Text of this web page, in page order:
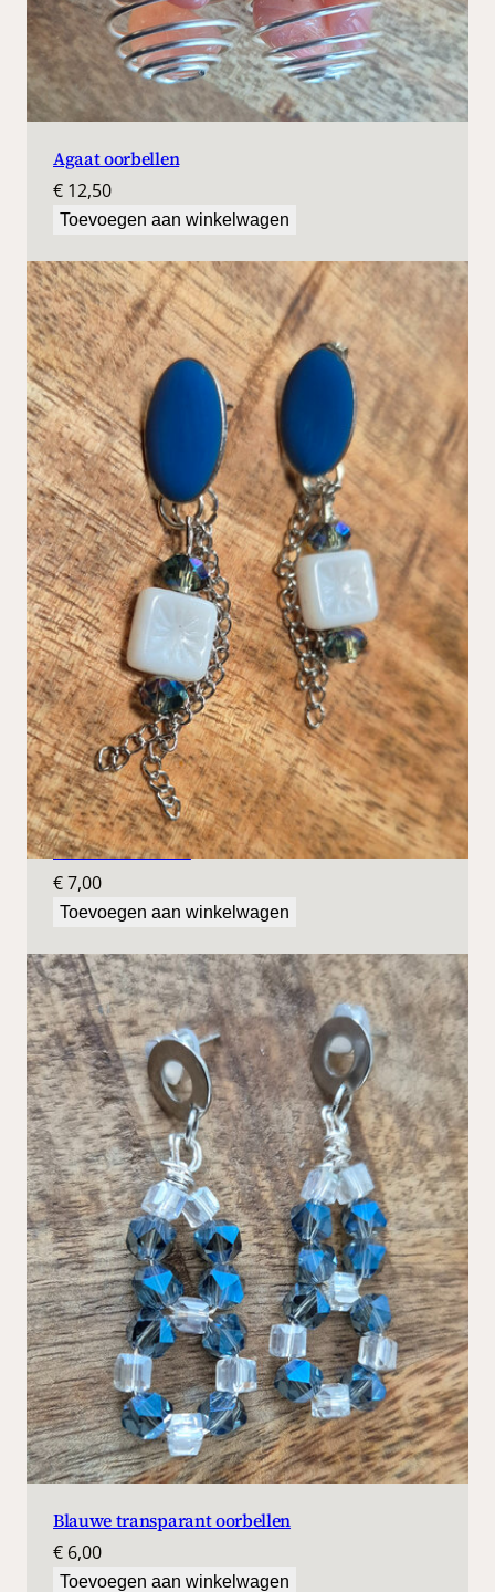
Agaat oorbellen
€ 12,50
Toevoegen aan winkelwagen
Blauwe oorbellen
€7,00
Toevoegen aan winkelwagen
Blauwe transparant oorbellen
€ 6,00
Toevoegen aan winkelwagen